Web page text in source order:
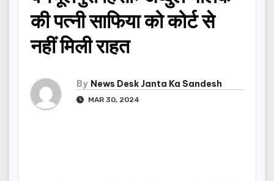
की पत्नी साफिया को कोर्ट से
नहीं मिली राहत
By News Desk Janta Ka Sandesh
MAR 30, 2024